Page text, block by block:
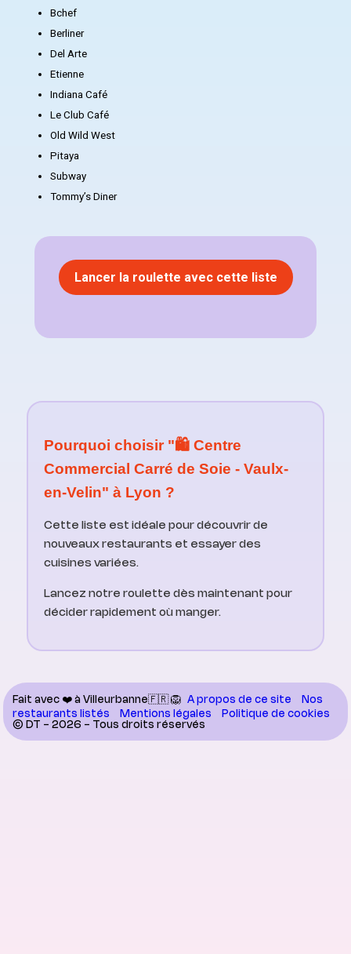
Bchef
Berliner
Del Arte
Etienne
Indiana Café
Le Club Café
Old Wild West
Pitaya
Subway
Tommy’s Diner
Lancer la roulette avec cette liste
Pourquoi choisir "🛍️ Centre
Commercial Carré de Soie - Vaulx-
en-Velin" à Lyon ?
Cette liste est idéale pour découvrir de
nouveaux restaurants et essayer des
cuisines variées.
Lancez notre roulette dès maintenant pour
décider rapidement où manger.
Fait avec ❤️ à Villeurbanne🇫🇷 🦁 A propos de ce site
Nos
restaurants listés
Mentions légales
Politique de cookies
© DT - 2026 - Tous droits réservés